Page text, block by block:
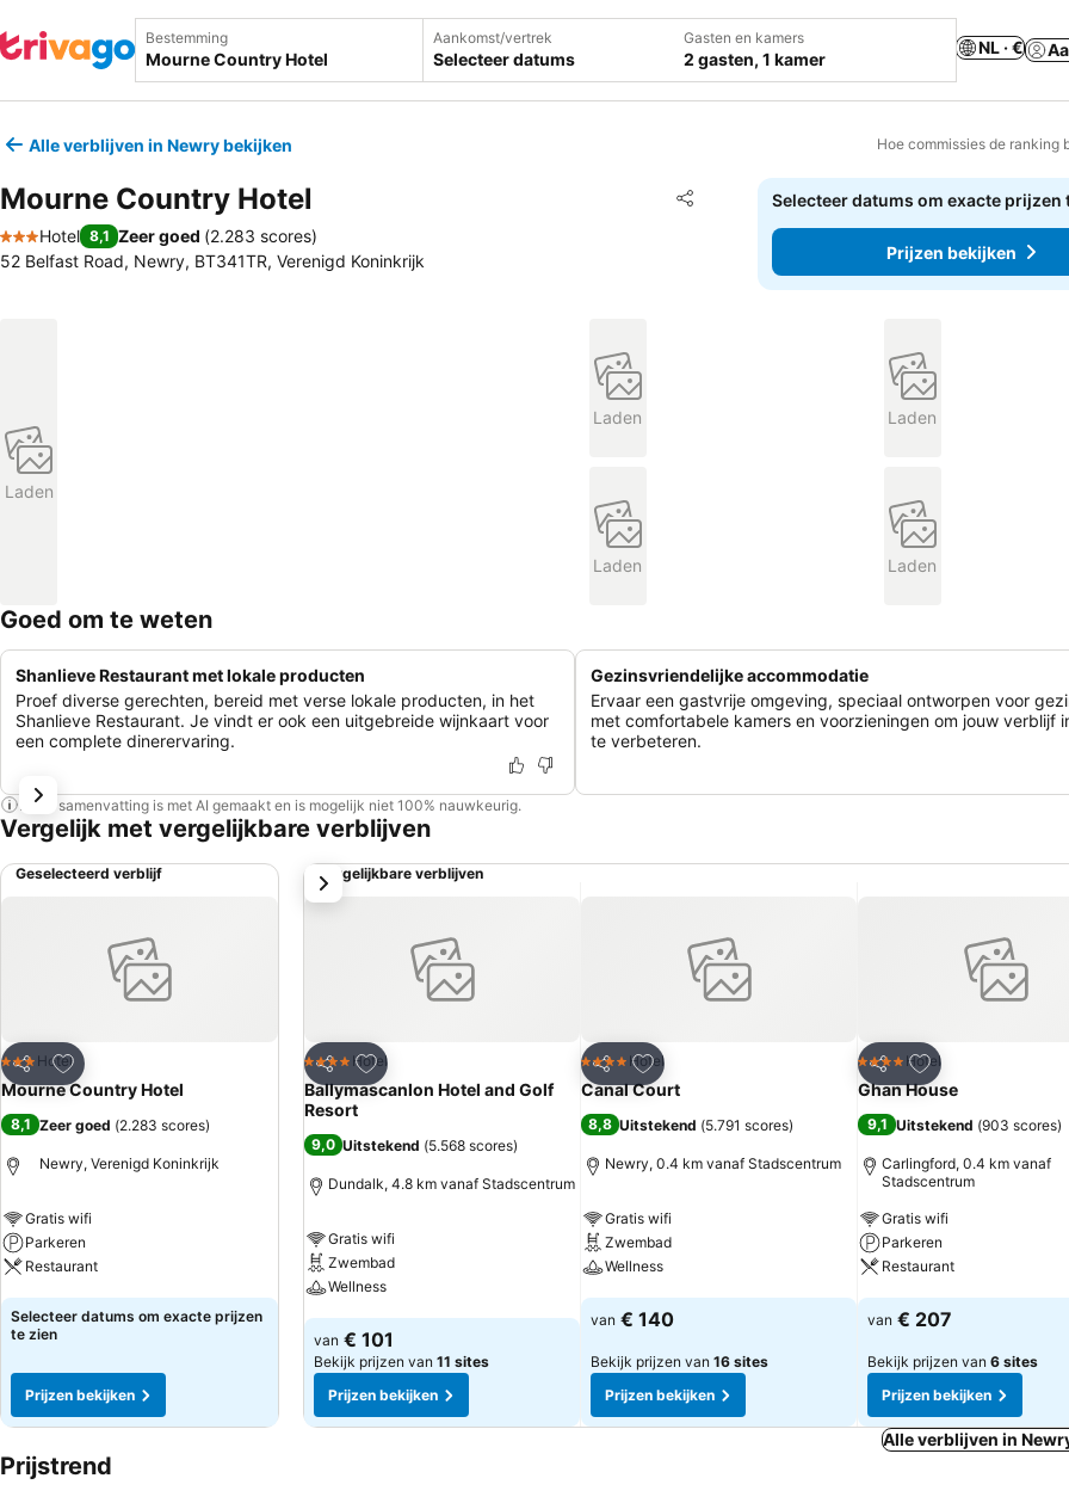
Bestemming Aankomst/vertrek
Selecteer datums
Gasten en kamers
2 gasten, 1 kamer
NL · €
Alle verblijven in Newry bekijken Hoe commissies de ranking
Mourne Country Hotel Delen
Toevoegen aan favorieten
3 Sterren
Hotel 8,1 Zeer goed (2.283 scores)
52 Belfast Road, Newry, BT341TR, Verenigd Koninkrijk
Selecteer datums om exacte prijzen
Prijzen bekijken
Laden
Laden Laden
Laden Laden
Goed om te weten
Shanlieve Restaurant met lokale producten
Proef diverse gerechten, bereid met verse lokale producten, in het
Shanlieve Restaurant. Je vindt er ook een uitgebreide wijnkaart voor
een complete dinerervaring.
Gezinsvriendelijke accommodatie
Ervaar een gastvrije omgeving, speciaal ontworpen voor
met comfortabele kamers en voorzieningen om jouw verblijf
te verbeteren.
Deze samenvatting is met AI gemaakt en is mogelijk niet 100% nauwkeurig.
Vergelijk met vergelijkbare verblijven
Geselecteerd verblijf
Delen
Toevoegen aan favorieten
3 Sterren
Hotel
Mourne Country Hotel
8,1 Zeer goed (2.283 scores)
Newry, Verenigd Koninkrijk
Gratis wifi
Parkeren
Restaurant
Prijzen bekijken
Selecteer datums om exacte prijzen
te zien
Prijzen bekijken
Vergelijkbare verblijven
Delen
Toevoegen aan favorieten
4 SterrenHotel
Ballymascanlon Hotel and Golf
Resort
9,0 Uitstekend (5.568 scores)
Dundalk, 4.8 km vanaf Stadscentrum
Gratis wifi
Zwembad
Wellness
Prijzen bekijken
van € 101
Bekijk prijzen van 11 sites
Prijzen bekijken
Delen
Toevoegen aan favorieten
4 SterrenHotel
Canal Court
8,8 Uitstekend (5.791 scores)
Newry, 0.4 km vanaf Stadscentrum
Gratis wifi
Zwembad
Wellness
Prijzen bekijken
van € 140
Bekijk prijzen van 16 sites
Prijzen bekijken
Delen
Toevoegen aan
4 SterrenHotel
Ghan House
9,1 Uitstekend (903 scores)
Carlingford, 0.4 km vanaf
Stadscentrum
Gratis wifi
Parkeren
Restaurant
Prijzen bekijken
van € 207
Bekijk prijzen van 6 sites
Prijzen bekijken
volgende
Alle verblijven in
Prijstrend